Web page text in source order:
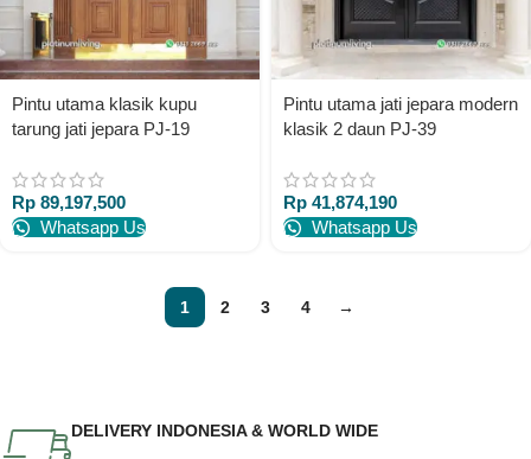
Pintu utama klasik kupu
tarung jati jepara PJ-19
Rp 89,197,500
Whatsapp Us
Pintu utama jati jepara modern
klasik 2 daun PJ-39
Rp 41,874,190
Whatsapp Us
1 2 3 4 →
DELIVERY INDONESIA & WORLD WIDE